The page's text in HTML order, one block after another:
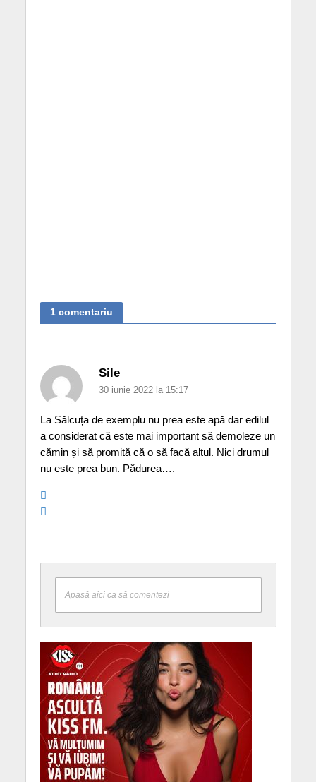
1 comentariu
Sile
30 iunie 2022 la 15:17
La Sălcuța de exemplu nu prea este apă dar edilul
a considerat că este mai important să demoleze un
cămin și să promită că o să facă altul. Nici drumul
nu este prea bun. Pădurea….
Apasă aici ca să comentezi